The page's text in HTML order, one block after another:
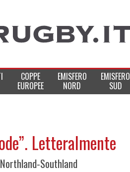
COPPE
EUROPEE
EMISFERO
NORD
EMISFERO
SUD
Letteralmente
Southland